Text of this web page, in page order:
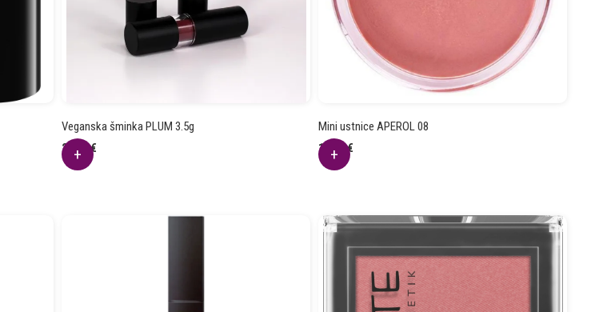
Veganska šminka PLUM 3.5g
28.69€
Mini ustnice APEROL 08
12.30€